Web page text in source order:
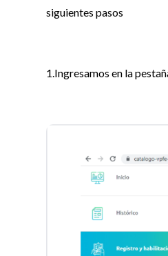
siguientes pasos
1.Ingresamos en la